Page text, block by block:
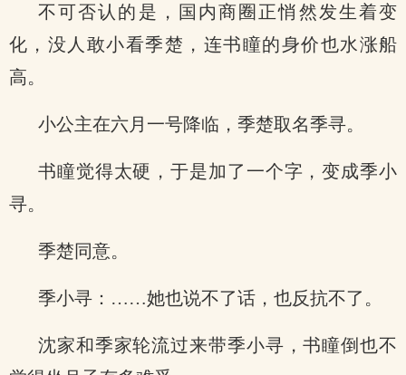
不可否认的是，国内商圈正悄然发生着变
化，没人敢小看季楚，连书瞳的身价也水涨船
高。
小公主在六月一号降临，季楚取名季寻。
书瞳觉得太硬，于是加了一个字，变成季小
寻。
季楚同意。
季小寻：……她也说不了话，也反抗不了。
沈家和季家轮流过来带季小寻，书瞳倒也不